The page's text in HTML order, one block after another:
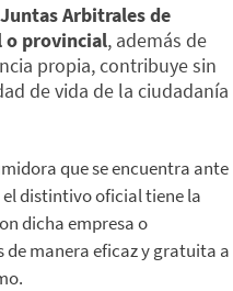
Arbitrales de
o provincial, además de
propia, contribuye sin
de vida de la ciudadanía
que se encuentra ante
distintivo oficial tiene la
dicha empresa o
manera eficaz y gratuita a